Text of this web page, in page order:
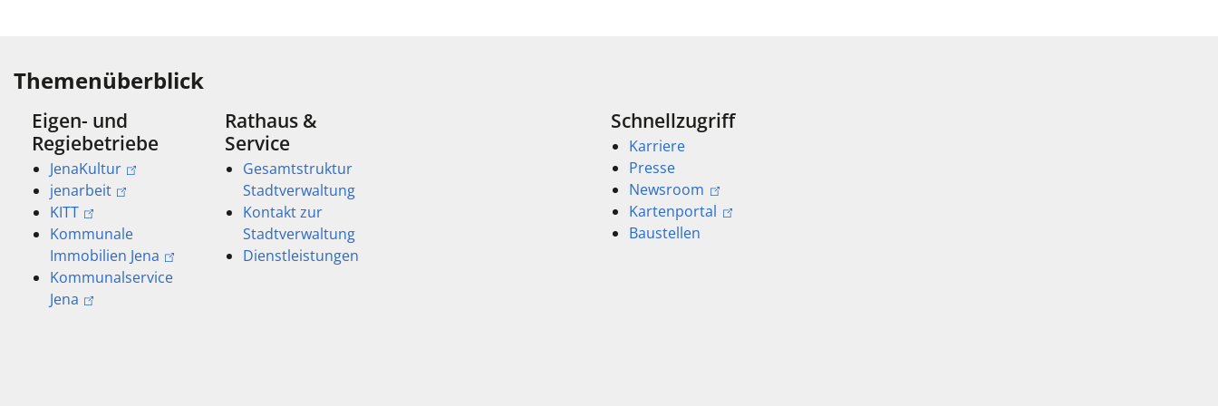
Themenüberblick
Eigen- und
Regiebetriebe
JenaKultur
jenarbeit
KITT
Kommunale
Immobilien Jena
Kommunalservice
Jena
Rathaus &
Service
Gesamtstruktur
Stadtverwaltung
Kontakt zur
Stadtverwaltung
Dienstleistungen
Schnellzugriff
Karriere
Presse
Newsroom
Kartenportal
Baustellen